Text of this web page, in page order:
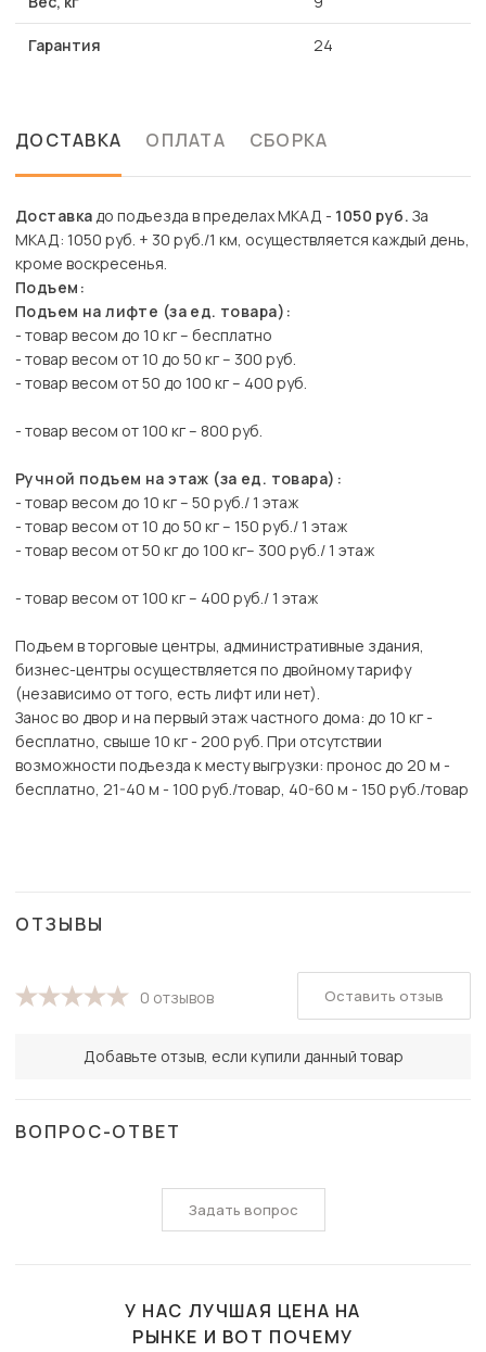
Гарантия 24
ДОСТАВКА ОПЛАТА СБОРКА
Доставкадо подъезда в пределах МКАД - 1050 руб. За
МКАД: 1050 руб. + 30 руб./1 км, осуществляется каждый день,
кроме воскресенья.
Подъем:
Подъем на лифте (за ед. товара):
- товар весом до 10 кг – бесплатно
- товар весом от 10 до 50 кг – 300 руб.
- товар весом от 50 до 100 кг – 400 руб.
- товар весом от 100 кг – 800 руб.
Ручной подъем на этаж (за ед. товара):
- товар весом до 10 кг – 50 руб./ 1 этаж
- товар весом от 10 до 50 кг – 150 руб./ 1 этаж
- товар весом от 50 кг до 100 кг– 300 руб./ 1 этаж
- товар весом от 100 кг – 400 руб./ 1 этаж
Подъем в торговые центры, административные здания,
бизнес-центры осуществляется по двойному тарифу
(независимо от того, есть лифт или нет).
Занос во двор и на первый этаж частного дома: до 10 кг -
бесплатно, свыше 10 кг - 200 руб. При отсутствии
возможности подъезда к месту выгрузки: пронос до 20 м -
бесплатно, 21-40 м - 100 руб./товар, 40-60 м - 150 руб./товар
ОТЗЫВЫ
0 отзывов
Добавьте отзыв, если купили данный товар
Оставить отзыв
ВОПРОС-ОТВЕТ
Задать вопрос
У НАС ЛУЧШАЯ ЦЕНА НА
РЫНКЕ И ВОТ ПОЧЕМУ